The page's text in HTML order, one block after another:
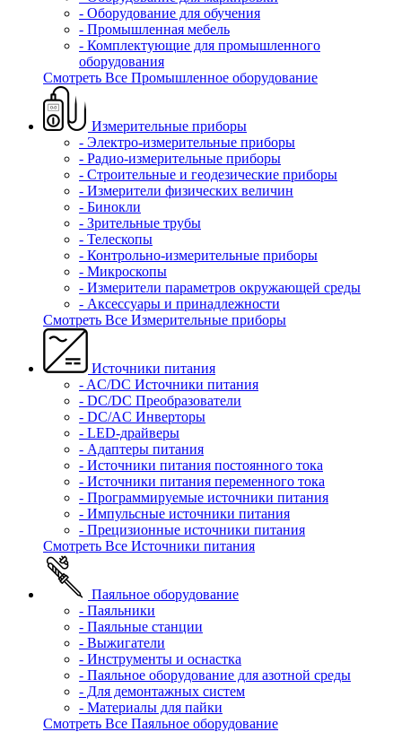
- Оборудование для обучения
- Промышленная мебель
- Комплектующие для промышленного
оборудования
Смотреть Все Промышленное оборудование
Измерительные приборы
- Электро-измерительные приборы
- Радио-измерительные приборы
- Строительные и геодезические приборы
- Измерители физических величин
- Бинокли
- Зрительные трубы
- Телескопы
- Контрольно-измерительные приборы
- Микроскопы
- Измерители параметров окружающей среды
- Аксессуары и принадлежности
Смотреть Все Измерительные приборы
Источники питания
- AC/DC Источники питания
- DC/DC Преобразователи
- DC/AC Инверторы
- LED-драйверы
- Адаптеры питания
- Источники питания постоянного тока
- Источники питания переменного тока
- Программируемые источники питания
- Импульсные источники питания
- Прецизионные источники питания
Смотреть Все Источники питания
Паяльное оборудование
- Паяльники
- Паяльные станции
- Выжигатели
- Инструменты и оснастка
- Паяльное оборудование для азотной среды
- Для демонтажных систем
- Материалы для пайки
Смотреть Все Паяльное оборудование